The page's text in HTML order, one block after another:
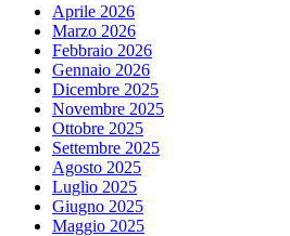
Aprile 2026
Marzo 2026
Febbraio 2026
Gennaio 2026
Dicembre 2025
Novembre 2025
Ottobre 2025
Settembre 2025
Agosto 2025
Luglio 2025
Giugno 2025
Maggio 2025